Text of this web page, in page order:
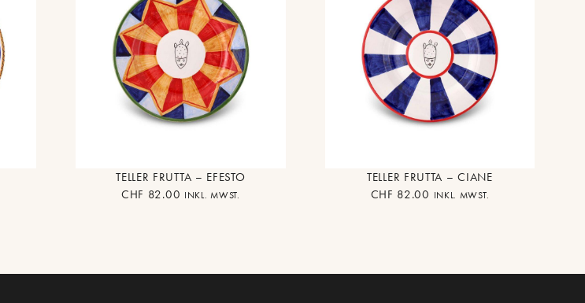
TELLER FRUTTA – EFESTO
CHF 82.00 INKL. MWST.
TELLER FRUTTA – CIANE
CHF 82.00 INKL. MWST.